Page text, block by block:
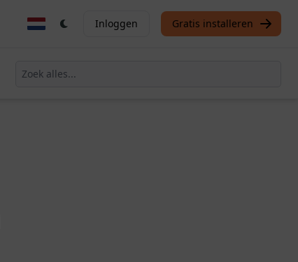
Inloggen Gratis installeren